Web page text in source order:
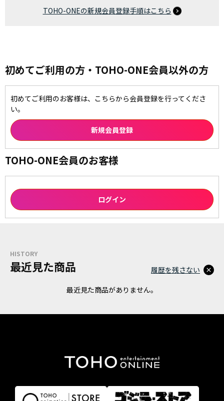
TOHO-ONEの新規会員登録手順はこちら
初めてご利用の方・TOHO-ONE会員以外の方
初めてご利用のお客様は、こちらから会員登録を行ってくださ
い。
TOHO-ONE会員のお客様
HISTORY
最近見た商品
最近見た商品がありません。
履歴を残さない